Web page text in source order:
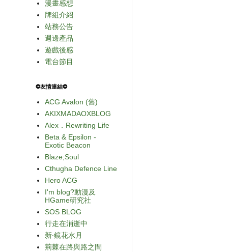
漫畫感想
牌組介紹
站務公告
週邊產品
遊戲後感
電台節目
❂友情連結❂
ACG Avalon (舊)
AKIXMADAOXBLOG
Alex．Rewriting Life
Beta & Epsilon -
Exotic Beacon
Blaze;Soul
Cthugha Defence Line
Hero ACG
I'm blog?動漫及
HGame研究社
SOS BLOG
行走在消逝中
新‧鏡花水月
荊棘在路與路之間